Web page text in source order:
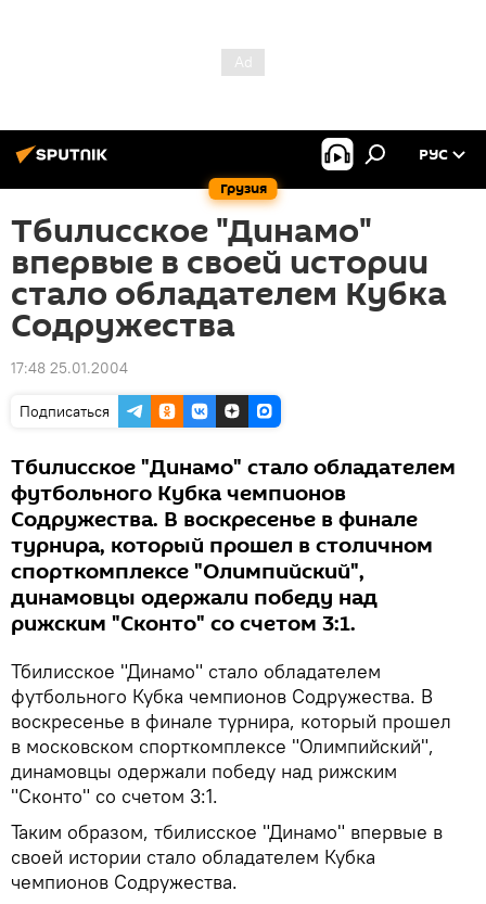
Грузия
РУС
Тбилисское "Динамо"
впервые в своей истории
стало обладателем Кубка
Содружества
17:48 25.01.2004
Подписаться
Тбилисское "Динамо" стало обладателем
футбольного Кубка чемпионов
Содружества. В воскресенье в финале
турнира, который прошел в столичном
спорткомплексе "Олимпийский",
динамовцы одержали победу над
рижским "Сконто" со счетом 3:1.
Тбилисское "Динамо" стало обладателем
футбольного Кубка чемпионов Содружества. В
воскресенье в финале турнира, который прошел
в московском спорткомплексе "Олимпийский",
динамовцы одержали победу над рижским
"Сконто" со счетом 3:1.
Таким образом, тбилисское "Динамо" впервые в
своей истории стало обладателем Кубка
чемпионов Содружества.